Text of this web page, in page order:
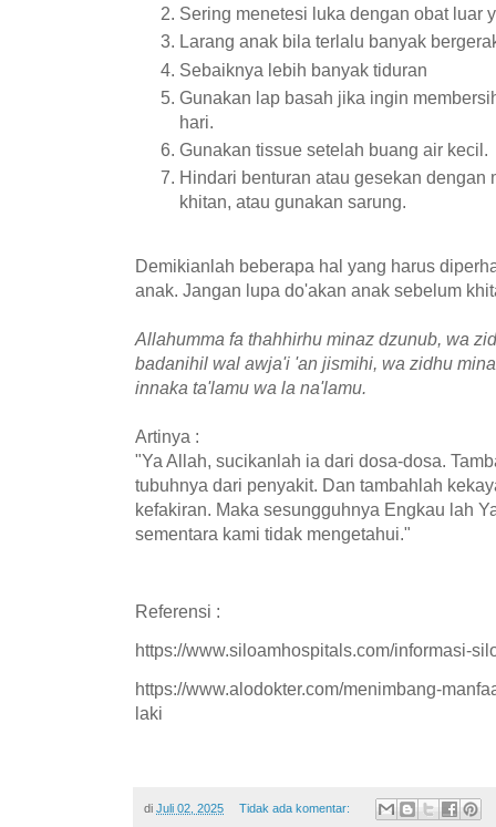
Sering menetesi luka dengan obat luar
Larang anak bila terlalu banyak
Sebaiknya lebih banyak tiduran
Gunakan lap basah jika ingin
hari.
Gunakan tissue setelah buang air kecil.
Hindari benturan atau gesekan dengan
khitan, atau gunakan sarung.
Demikianlah beberapa hal yang harus
anak. Jangan lupa do'akan anak sebelum
Allahumma fa thahhirhu minaz dzunub, wa
badanihil wal awja'i 'an jismihi, wa zidhu
innaka ta'lamu wa la na'lamu.
Artinya :
"Ya Allah, sucikanlah ia dari dosa-dosa.
tubuhnya dari penyakit. Dan tambahlah
kefakiran. Maka sesungguhnya Engkau lah
sementara kami tidak mengetahui."
Referensi :
https://www.siloamhospitals.com/informasi-
https://www.alodokter.com/menimbang-
laki
di Juli 02, 2025 Tidak ada komentar: